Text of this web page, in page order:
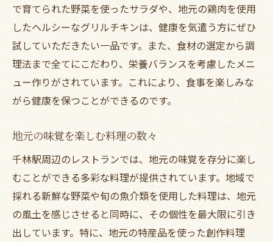
で育てられた野菜を使ったサラダや、地元の鶏肉を使用
したヘルシーなグリルチキンは、健康を気遣う方にぜひ
試していただきたい一品です。また、食材の選定から調
理法まで全てにこだわり、栄養バランスを考慮したメニ
ュー作りがされています。これにより、食事を楽しみな
がら健康を保つことができるのです。
地元の味覚を楽しむ料理の数々
千林駅周辺のレストランでは、地元の味覚を存分に楽し
むことができる多彩な料理が提供されています。地域で
採れる新鮮な野菜や旬の魚介類を使用した料理は、地元
の風土を感じさせると同時に、その個性を最大限に引き
出しています。特に、地元の特産品を使った創作料理